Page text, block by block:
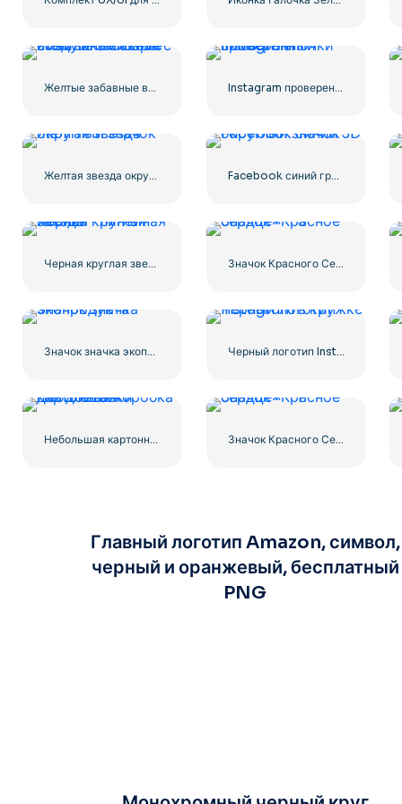
Желтые забавные воздушные шары с смайликами Love Instagram проверенный символ галочки
Желтая звезда округлый значок Facebook синий градиент округлый значок
Черная круглая звезда — линейная иконка Значок Красного Сердца – 3
Значок значка экопродукта Черный логотип Instagram в кружке
Небольшая картонная коробка для доставки Значок Красного Сердца – 1
Главный логотип Amazon, символ,
черный и оранжевый, бесплатный
PNG